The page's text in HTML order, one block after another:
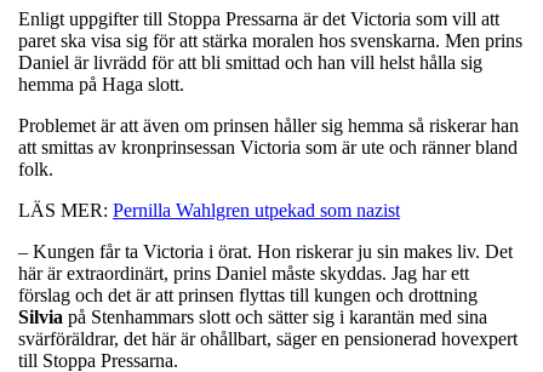
Enligt uppgifter till Stoppa Pressarna är det Victoria som vill att
paret ska visa sig för att stärka moralen hos svenskarna. Men prins
Daniel är livrädd för att bli smittad och han vill helst hålla sig
hemma på Haga slott.
Problemet är att även om prinsen håller sig hemma så riskerar han
att smittas av kronprinsessan Victoria som är ute och ränner bland
folk.
LÄS MER: Pernilla Wahlgren utpekad som nazist
– Kungen får ta Victoria i örat. Hon riskerar ju sin makes liv. Det
här är extraordinärt, prins Daniel måste skyddas. Jag har ett
förslag och det är att prinsen flyttas till kungen och drottning
Silvia på Stenhammars slott och sätter sig i karantän med sina
svärföräldrar, det här är ohållbart, säger en pensionerad hovexpert
till Stoppa Pressarna.